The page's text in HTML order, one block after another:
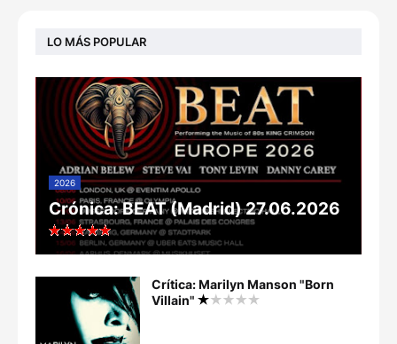
LO MÁS POPULAR
2026
Crónica: BEAT (Madrid) 27.06.2026
Crítica: Marilyn Manson "Born
Villain"